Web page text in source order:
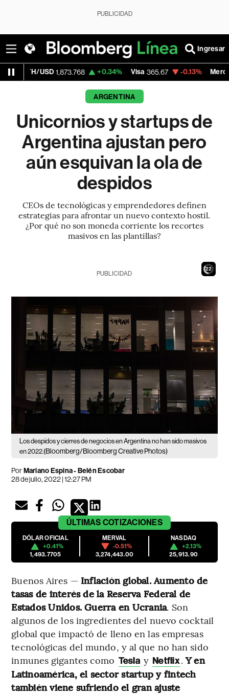
PUBLICIDAD
Ingresar
1,873.768 +0.34% Visa 365.67 -0.13% MercadoLibre
ARGENTINA
Unicornios y startups de
Argentina ajustan pero
aún esquivan la ola de
despidos
CEOs de tecnológicas y emprendedores definen
estrategias para afrontar un nuevo contexto hostil.
¿Por qué no son moneda corriente los recortes
masivos en las plantillas?
20
PUBLICIDAD
Los despidos y cierres de negocios en Argentina no han sido masivos
en 2022.(Bloomberg/Bloomberg Creative Photos)
PorMariano Espina-Belén Escobar
28 de julio, 2022 | 12:27 PM
ÚLTIMAS COTIZACIONES
DÓLAR OFICIAL
+0.41%
1,493.7705
MERVAL
-0.51%
3,274,443.00
NASDAQ
+2.13%
25,913.90
Buenos Aires — Inflación global. Aumento de
tasas de interés de la Reserva Federal de
Estados Unidos. Guerra en Ucrania. Son
algunos de los ingredientes del nuevo cocktail
global que impactó de lleno en las empresas
tecnológicas del mundo, y al que no han sido
inmunes gigantes como Tesla y Netflix.Y en
Latinoamérica, el sector startup y fintech
también viene sufriendo el gran ajuste